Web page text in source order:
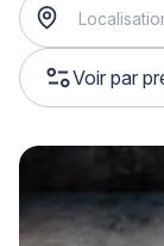
Voir par